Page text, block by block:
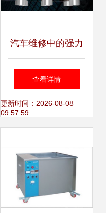
汽车维修中的强力
助手 洁盟超声波清
洗机
查看详情
更新时间：2026-08-08
09:57:59